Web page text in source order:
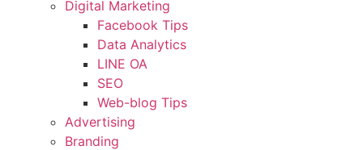
Digital Marketing
Facebook Tips
Data Analytics
LINE OA
SEO
Web-blog Tips
Advertising
Branding